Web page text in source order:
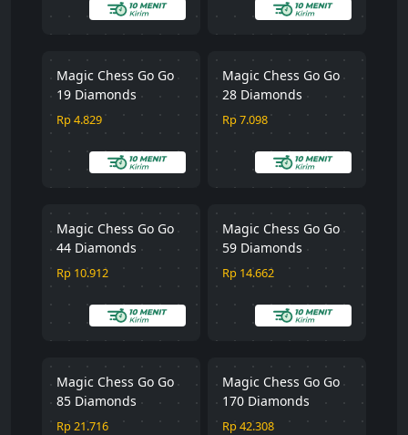
Magic Chess Go Go
19 Diamonds
Rp 4.829
Magic Chess Go Go
28 Diamonds
Rp 7.098
Magic Chess Go Go
44 Diamonds
Rp 10.912
Magic Chess Go Go
59 Diamonds
Rp 14.662
Magic Chess Go Go
85 Diamonds
Rp 21.716
Magic Chess Go Go
170 Diamonds
Rp 42.308